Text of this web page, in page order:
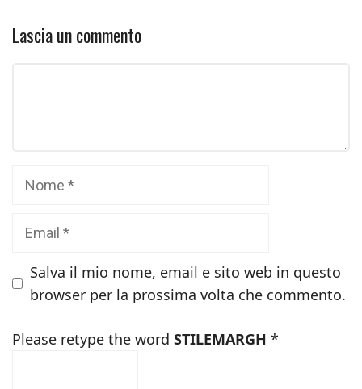
Lascia un commento
Salva il mio nome, email e sito web in questo
browser per la prossima volta che commento.
Please retype the word STILEMARGH *